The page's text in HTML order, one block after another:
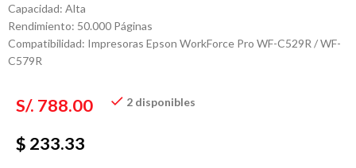
Capacidad: Alta
Rendimiento: 50.000 Páginas
Compatibilidad: Impresoras Epson WorkForce Pro WF-C529R / WF-
C579R
S/. 788.00
$ 233.33
2 disponibles